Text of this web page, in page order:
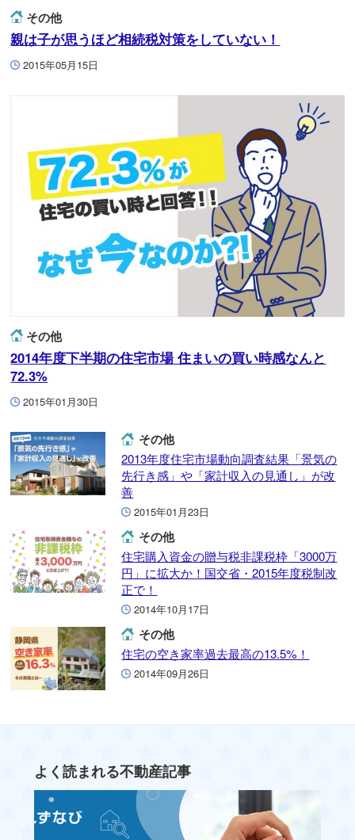
その他
親は子が思うほど相続税対策をしていない！
2015年05月15日
その他
2014年度下半期の住宅市場 住まいの買い時感なんと
72.3%
2015年01月30日
その他
2013年度住宅市場動向調査結果「景気の
先行き感」や「家計収入の見通し」が改
善
2015年01月23日
その他
住宅購入資金の贈与税非課税枠「3000万
円」に拡大か！国交省・2015年度税制改
正で！
2014年10月17日
その他
住宅の空き家率過去最高の13.5%！
2014年09月26日
よく読まれる不動産記事